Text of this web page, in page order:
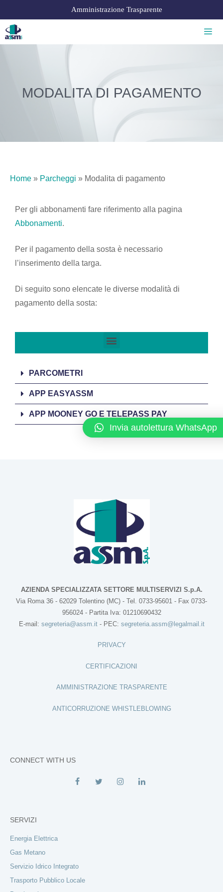
Amministrazione Trasparente
MODALITA DI PAGAMENTO
Home » Parcheggi » Modalita di pagamento
Per gli abbonamenti fare riferimento alla pagina
Abbonamenti.
Per il pagamento della sosta è necessario
l’inserimento della targa.
Di seguito sono elencate le diverse modalità di
pagamento della sosta:
PARCOMETRI
APP EASYASSM
APP MOONEY GO E TELEPASS PAY
AZIENDA SPECIALIZZATA SETTORE MULTISERVIZI S.p.A.
Via Roma 36 - 62029 Tolentino (MC) - Tel. 0733-95601 - Fax 0733-
956024 - Partita Iva: 01210690432
E-mail: segreteria@assm.it- PEC: segreteria.assm@legalmail.it
PRIVACY
CERTIFICAZIONI
AMMINISTRAZIONE TRASPARENTE
ANTICORRUZIONE WHISTLEBLOWING
CONNECT WITH US
SERVIZI
Energia Elettrica
Gas Metano
Servizio Idrico Integrato
Trasporto Pubblico Locale
Invia autolettura WhatsApp